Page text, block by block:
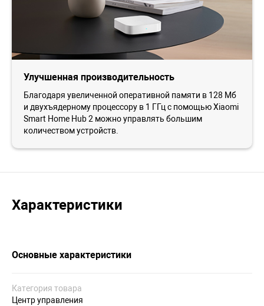
Улучшенная производительность
Благодаря увеличенной оперативной памяти в 128 Мб
и двухъядерному процессору в 1 ГГц с помощью Xiaomi
Smart Home Hub 2 можно управлять большим
количеством устройств.
Характеристики
Основные характеристики
Категория товара
Центр управления